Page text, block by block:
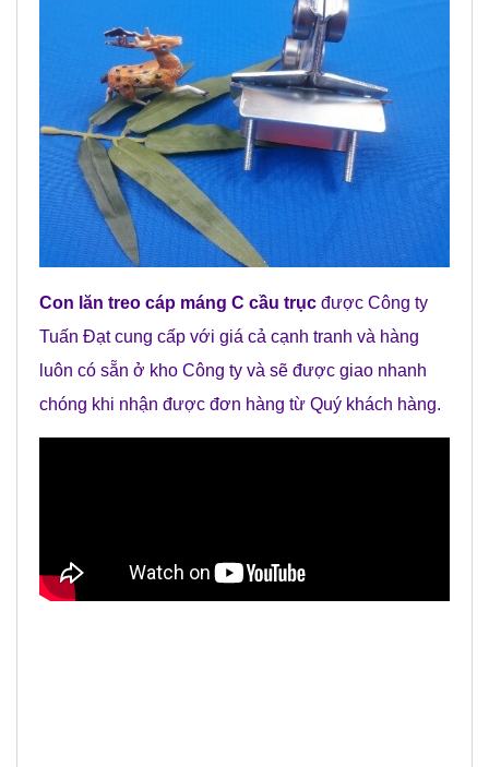
Con lăn treo cáp máng C cầu trục được Công ty
Tuấn Đạt cung cấp với giá cả cạnh tranh và hàng
luôn có sẵn ở kho Công ty và sẽ được giao nhanh
chóng khi nhận được đơn hàng từ Quý khách hàng.